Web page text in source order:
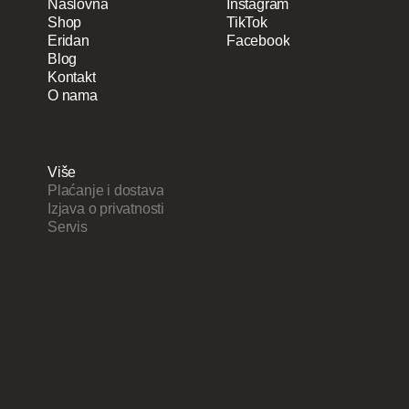
Naslovna
Naslovna
Shop
Shop
Eridan
Eridan
Blog
Blog
Kontakt
Kontakt
O nama
Instagram
Instagram
TikTok
TikTok
Facebook
Više
Plaćanje i dostava
Dostava i
plaćanje
Izjava o privatnosti
Pravila privatnosti
Servis